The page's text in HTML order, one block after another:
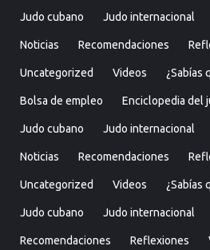
Judo cubano Judo internacional
Noticias Recomendaciones
Uncategorized Videos ¿Sabías
Bolsa de empleo Enciclopedia del
Judo cubano Judo internacional
Noticias Recomendaciones
Uncategorized Videos ¿Sabías
Judo cubano Judo internacional
Recomendaciones Reflexiones